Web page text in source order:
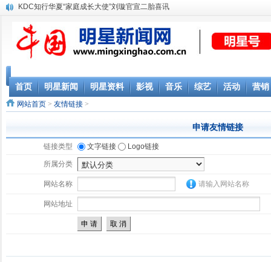
KDC知行华夏“家庭成长大使”刘璇官宣二胎喜讯
首页 明星新闻 明星资料 影视 音乐 综艺 活动 营销
网站首页 > 友情链接 >
申请友情链接
链接类型 文字链接 Logo链接
所属分类
网站名称 请输入网站名称
网站地址